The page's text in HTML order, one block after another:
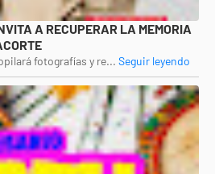
A RECUPERAR LA MEMORIA
fotografías y re... Seguir leyendo